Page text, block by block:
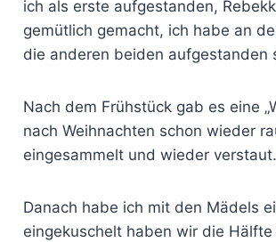
ich als erste aufgestanden,
gemütlich gemacht, ich habe an
die anderen beiden
Nach dem Frühstück gab es eine
nach Weihnachten schon wieder
eingesammelt und wieder
Danach habe ich mit den Mädels
eingekuschelt haben wir die